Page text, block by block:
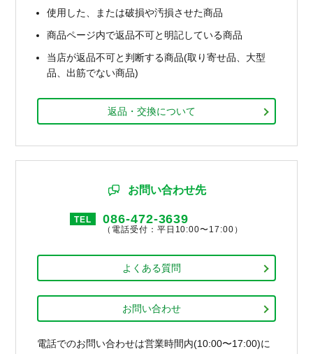
使用した、または破損や汚損させた商品
商品ページ内で返品不可と明記している商品
当店が返品不可と判断する商品(取り寄せ品、大型
品、出筋でない商品)
返品・交換について
お問い合わせ先
TEL 086-472-3639
（電話受付：平日10:00〜17:00）
よくある質問
お問い合わせ
電話でのお問い合わせは営業時間内(10:00〜17:00)に